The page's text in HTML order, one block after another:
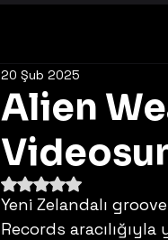
Alien
20 Şub 2025
5 üzerinden NaN yıldız
Yeni Zelandalı
Records